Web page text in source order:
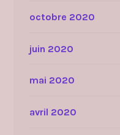
octobre 2020
juin 2020
mai 2020
avril 2020